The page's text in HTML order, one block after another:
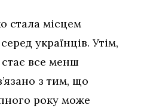
стала місцем
українців. Утім,
все менш
з тим, що
року може